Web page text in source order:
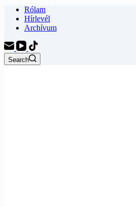
Rólam
Hírlevél
Archívum
Search